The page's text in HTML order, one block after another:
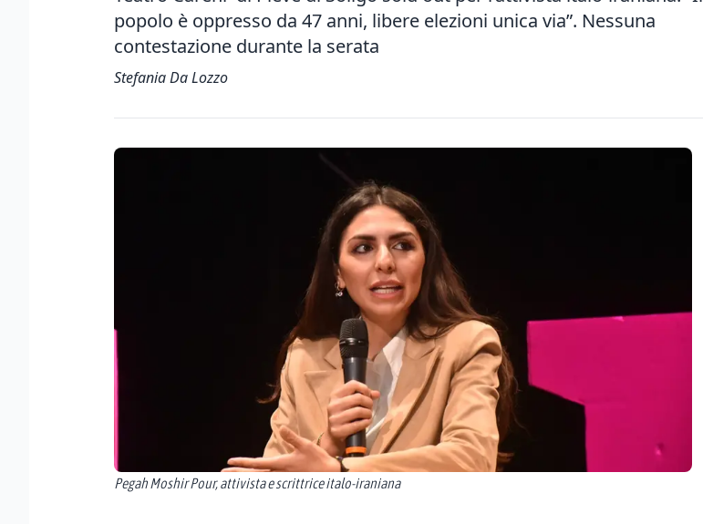
popolo è oppresso da 47 anni, libere elezioni unica via”. Nessuna
contestazione durante la serata
Stefania Da Lozzo
Pegah Moshir Pour, attivista e scrittrice italo-iraniana